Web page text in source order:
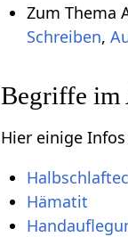
Zum Thema
Schreiben,
Begriffe im
Hier einige
Hämatit